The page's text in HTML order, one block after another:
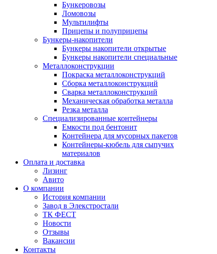
Бункеровозы
Ломовозы
Мультилифты
Прицепы и полуприцепы
Бункеры-накопители
Бункеры накопители открытые
Бункеры накопители специальные
Металлоконструкции
Покраска металлоконструкций
Сборка металлоконструкций
Сварка металлоконструкций
Механическая обработка металла
Резка металла
Специализированные контейнеры
Емкости под бентонит
Контейнера для мусорных пакетов
Контейнеры-кюбель для сыпучих
материалов
Оплата и доставка
Лизинг
Авито
О компании
История компании
Завод в Элекстростали
ТК ФЕСТ
Новости
Отзывы
Вакансии
Контакты